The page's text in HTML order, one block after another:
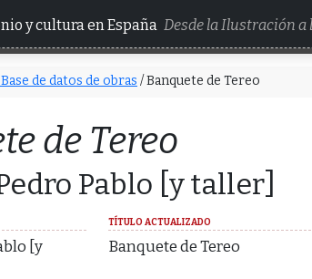
y cultura en España Desde la Ilustración
de datos de obras / Banquete de Tereo
de Tereo
Pablo [y taller]
[y
TÍTULO ACTUALIZADO
Banquete de Tereo